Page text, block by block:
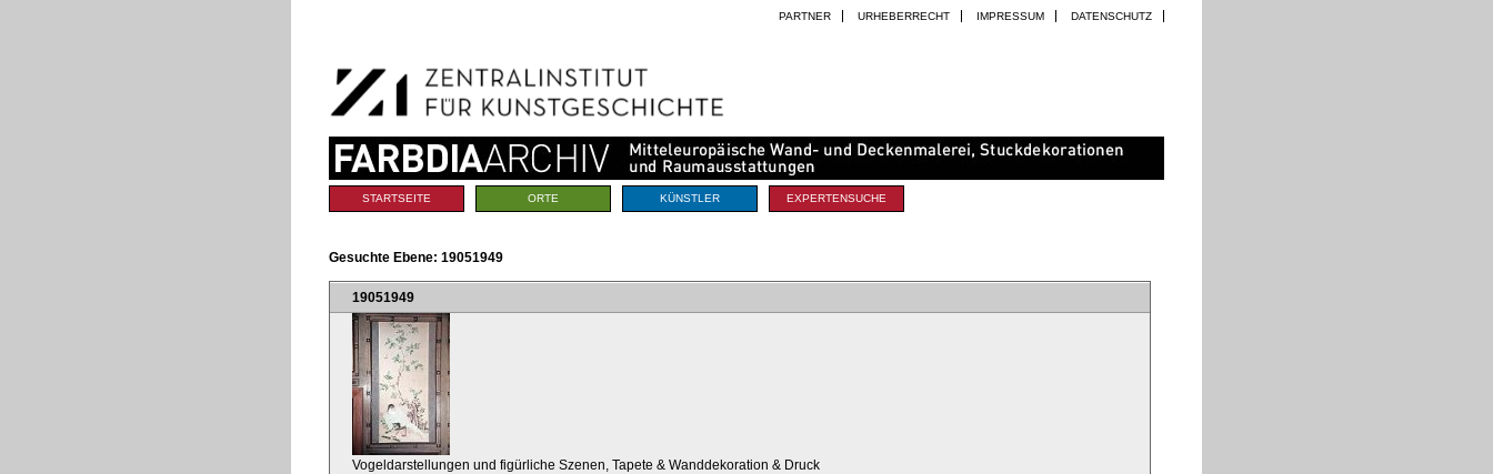
Navigation
PARTNER URHEBERRECHT IMPRESSUM DATENSCHUTZ
Sektionen
STARTSEITE ORTE KÜNSTLER EXPERTENSUCHE
Gesuchte Ebene: 19051949
19051949
Vogeldarstellungen und figürliche Szenen, Tapete & Wanddekoration & Druck